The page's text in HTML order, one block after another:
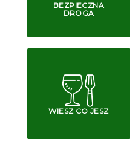
BEZPIECZNA
DROGA
WIESZ CO JESZ